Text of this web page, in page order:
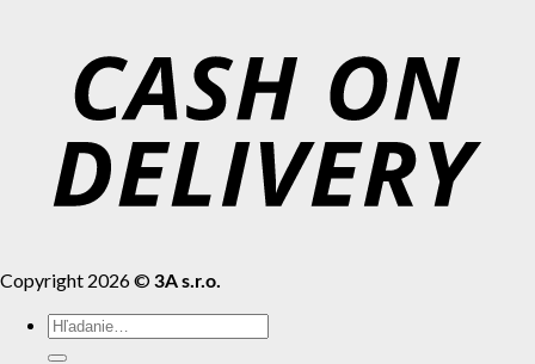
Copyright 2026 ©3A s.r.o.
Hľadať: